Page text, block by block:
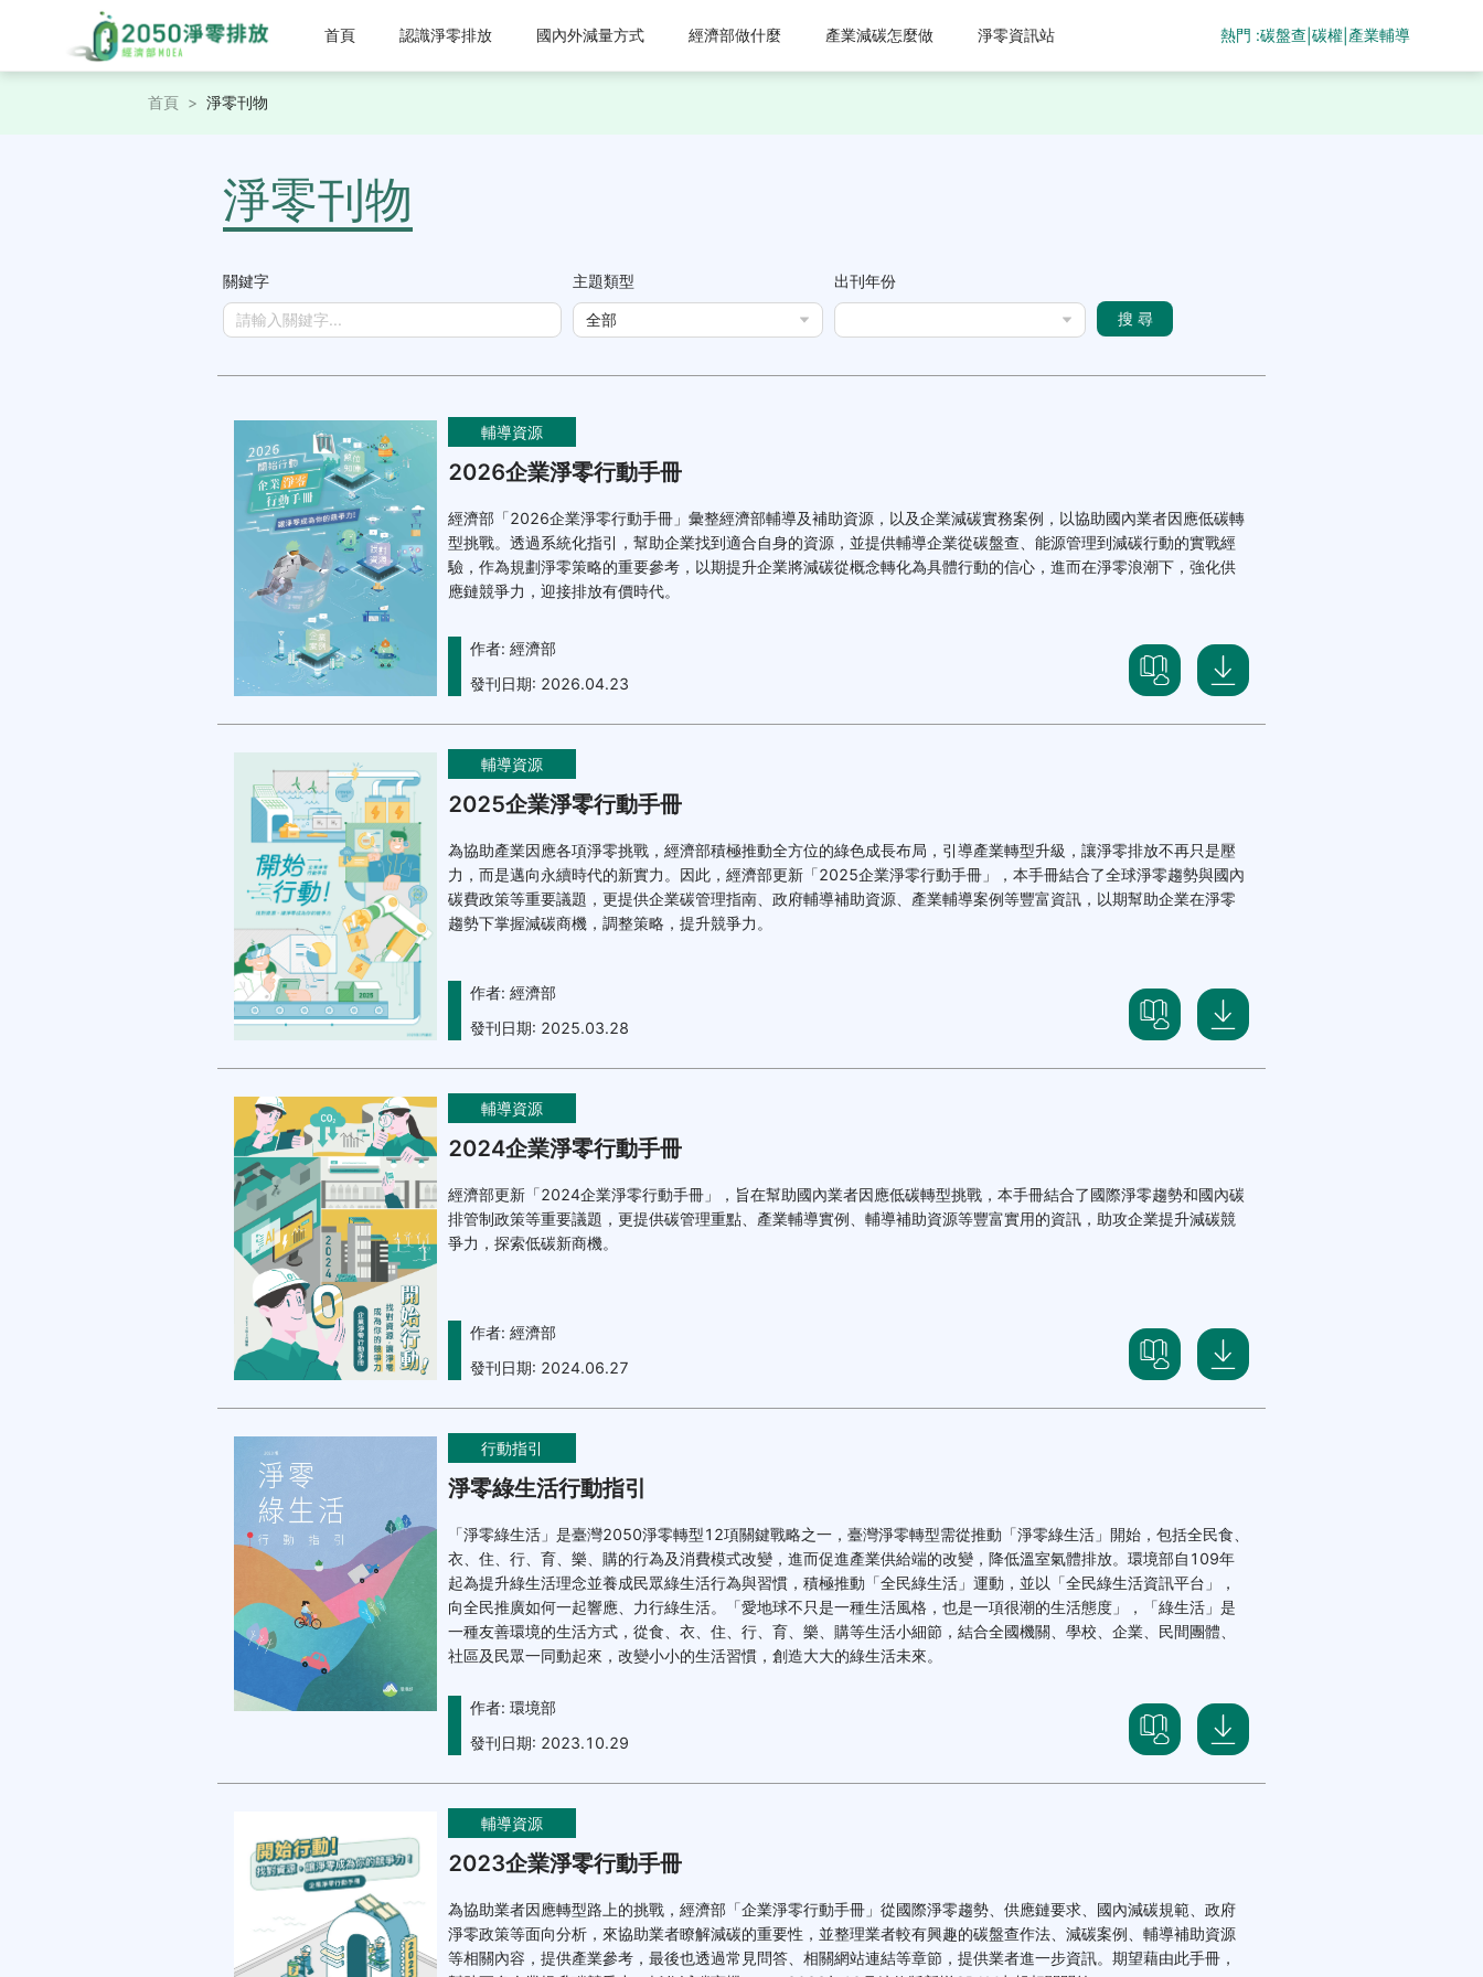
首頁 認識淨零排放 國內外減量方式 經濟部做什麼 產業減碳怎麼做 淨零資訊站 熱門 :碳盤查 碳權| 產業輔導
首頁 > 淨零刊物
淨零刊物
關鍵字 主題類型
全部
出刊年份
搜 尋
輔導資源
2026企業淨零行動手冊
經濟部「2026企業淨零行動手冊」彙整經濟部輔導及補助資源，以及企業減碳實務案例，以協助國內業者因應低碳轉
型挑戰。透過系統化指引，幫助企業找到適合自身的資源，並提供輔導企業從碳盤查、能源管理到減碳行動的實戰經
驗，作為規劃淨零策略的重要參考，以期提升企業將減碳從概念轉化為具體行動的信心，進而在淨零浪潮下，強化供
應鏈競爭力，迎接排放有價時代。
作者: 經濟部
發刊日期: 2026.04.23
輔導資源
2025企業淨零行動手冊
為協助產業因應各項淨零挑戰，經濟部積極推動全方位的綠色成長布局，引導產業轉型升級，讓淨零排放不再只是壓
力，而是邁向永續時代的新實力。因此，經濟部更新「2025企業淨零行動手冊」，本手冊結合了全球淨零趨勢與國內
碳費政策等重要議題，更提供企業碳管理指南、政府輔導補助資源、產業輔導案例等豐富資訊，以期幫助企業在淨零
趨勢下掌握減碳商機，調整策略，提升競爭力。
作者: 經濟部
發刊日期: 2025.03.28
輔導資源
2024企業淨零行動手冊
經濟部更新「2024企業淨零行動手冊」，旨在幫助國內業者因應低碳轉型挑戰，本手冊結合了國際淨零趨勢和國內碳
排管制政策等重要議題，更提供碳管理重點、產業輔導實例、輔導補助資源等豐富實用的資訊，助攻企業提升減碳競
爭力，探索低碳新商機。
作者: 經濟部
發刊日期: 2024.06.27
行動指引
淨零綠生活行動指引
「淨零綠生活」是臺灣2050淨零轉型12項關鍵戰略之一，臺灣淨零轉型需從推動「淨零綠生活」開始，包括全民食、
衣、住、行、育、樂、購的行為及消費模式改變，進而促進產業供給端的改變，降低溫室氣體排放。環境部自109年
起為提升綠生活理念並養成民眾綠生活行為與習慣，積極推動「全民綠生活」運動，並以「全民綠生活資訊平台」，
向全民推廣如何一起響應、力行綠生活。「愛地球不只是一種生活風格，也是一項很潮的生活態度」，「綠生活」是
一種友善環境的生活方式，從食、衣、住、行、育、樂、購等生活小細節，結合全國機關、學校、企業、民間團體、
社區及民眾一同動起來，改變小小的生活習慣，創造大大的綠生活未來。
作者: 環境部
發刊日期: 2023.10.29
輔導資源
2023企業淨零行動手冊
為協助業者因應轉型路上的挑戰，經濟部「企業淨零行動手冊」從國際淨零趨勢、供應鏈要求、國內減碳規範、政府
淨零政策等面向分析，來協助業者瞭解減碳的重要性，並整理業者較有興趣的碳盤查作法、減碳案例、輔導補助資源
等相關內容，提供產業參考，最後也透過常見問答、相關網站連結等章節，提供業者進一步資訊。期望藉由此手冊，